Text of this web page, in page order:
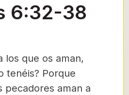
6:32-38
los que os aman,
tenéis? Porque
pecadores aman a